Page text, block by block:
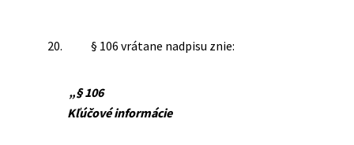
20. § 106 vrátane nadpisu znie:
„§ 106
Kľúčové informácie